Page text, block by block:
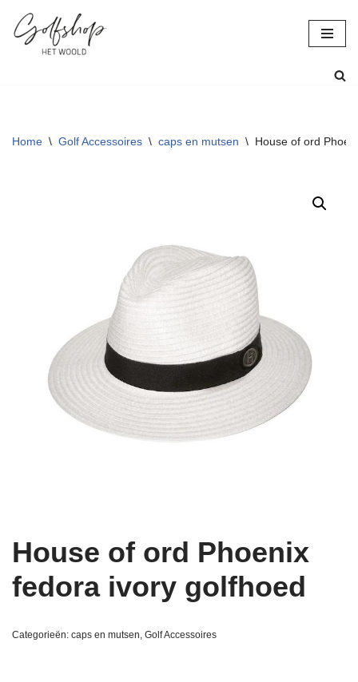
Ga
Home \ Golf Accessoires \ caps en mutsen \ House of ord
House of ord Phoenix
fedora ivory golfhoed
Categorieën: caps en mutsen, Golf Accessoires